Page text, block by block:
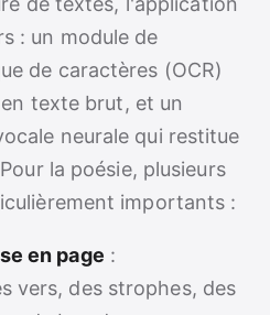
: un module de
de caractères (OCR)
texte brut, et un
neurale qui restitue
la poésie, plusieurs
importants :
en page :
vers, des strophes, des